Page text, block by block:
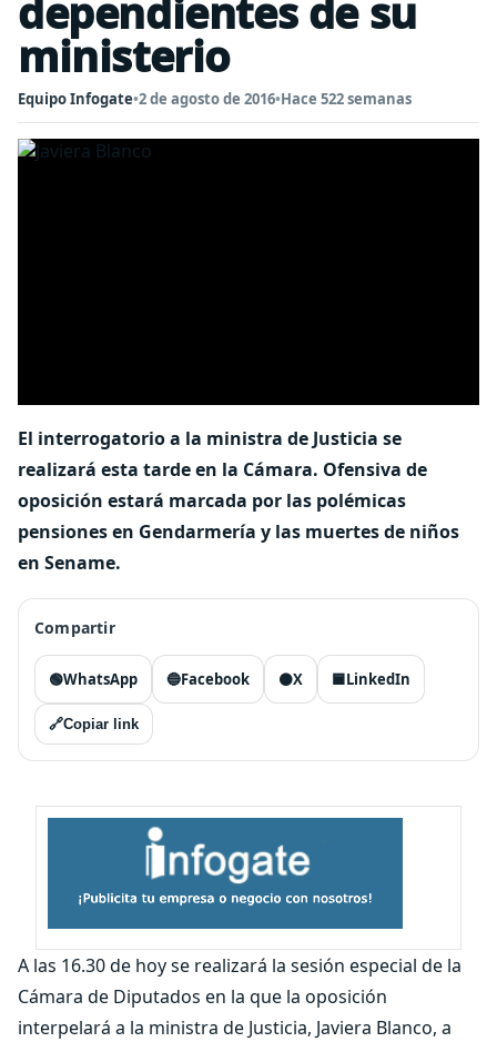
dependientes de su
ministerio
Equipo Infogate•2 de agosto de 2016•Hace 522 semanas
El interrogatorio a la ministra de Justicia se
realizará esta tarde en la Cámara. Ofensiva de
oposición estará marcada por las polémicas
pensiones en Gendarmería y las muertes de niños
en Sename.
Compartir
🟢WhatsApp 🔵Facebook ⚫X 🟦LinkedIn
🔗Copiar link
A las 16.30 de hoy se realizará la sesión especial de la
Cámara de Diputados en la que la oposición
interpelará a la ministra de Justicia, Javiera Blanco, a